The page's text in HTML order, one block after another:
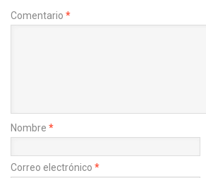
Comentario *
Nombre *
Correo electrónico *